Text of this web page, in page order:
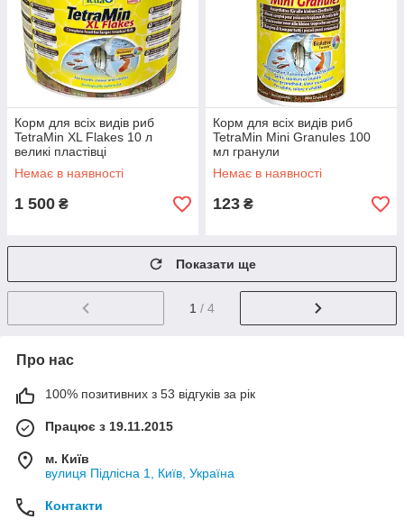
Корм для всіх видів риб
TetraMin XL Flakes 10 л
великі пластівці
Немає в наявності
1 500 ₴
Корм для всіх видів риб
TetraMin Mini Granules 100
мл гранули
Немає в наявності
123 ₴
Показати ще
1 / 4
Про нас
100% позитивних з 53 відгуків за рік
Працює з 19.11.2015
м. Київ
вулиця Підлісна 1, Київ, Україна
Контакти